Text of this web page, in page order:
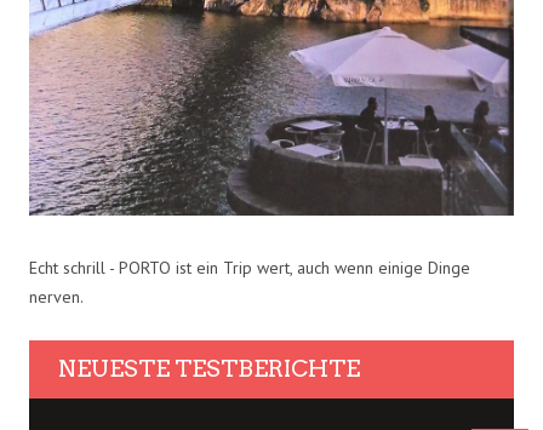
Echt schrill - PORTO ist ein Trip wert, auch wenn einige Dinge
nerven.
NEUESTE TESTBERICHTE